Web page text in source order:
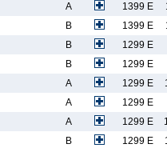
A 1399 E
B 1399 E
B
1299 E
B
1299 E
A 1299 E
A
1299 E
A 1299 E
B 1299 E